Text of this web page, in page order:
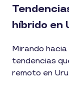
híbrido en
Mirando
tendencias
remoto en